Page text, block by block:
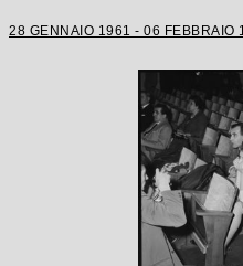
28 GENNAIO 1961 - 06 FEBBRAIO